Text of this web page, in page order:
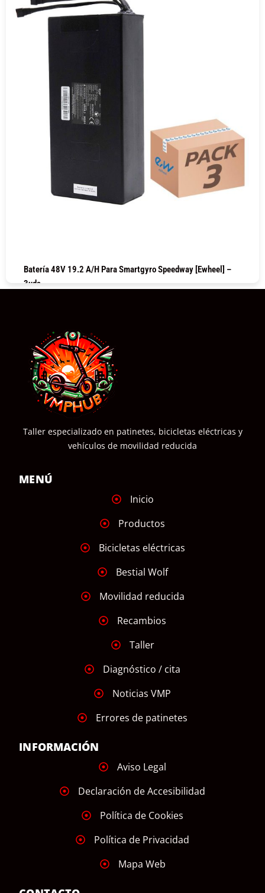
Batería 48V 19.2 A/h Para Smartgyro Speedway [Ewheel] –
3uds
Taller especializado en patinetes, bicicletas eléctricas y
vehículos de movilidad reducida
MENÚ
Inicio
Productos
Bicicletas eléctricas
Bestial Wolf
Movilidad reducida
Recambios
Taller
Diagnóstico / cita
Noticias VMP
Errores de patinetes
INFORMACIÓN
Aviso Legal
Declaración de Accesibilidad
Política de Cookies
Política de Privacidad
Mapa Web